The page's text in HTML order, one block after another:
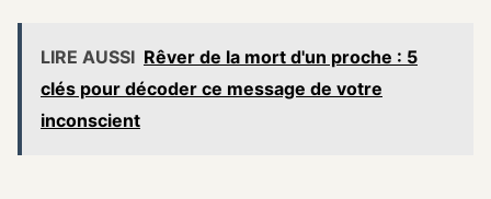
LIRE AUSSI Rêver de la mort d'un proche : 5
clés pour décoder ce message de votre
inconscient